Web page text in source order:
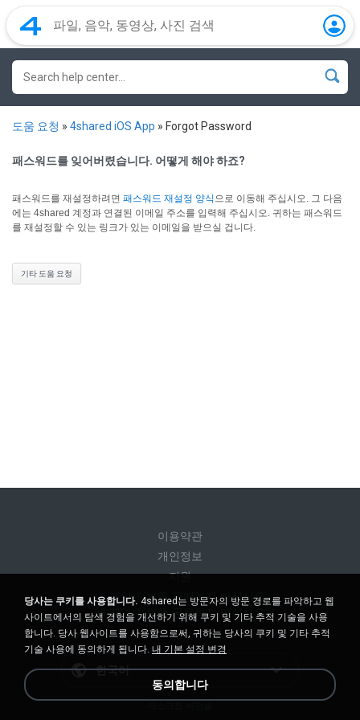
도움 요청 » 4shared iOS App » Forgot Password
패스워드를 잊어버렸습니다. 어떻게 해야 하죠?
패스워드를 재설정하려면 패스워드 재설정 양식으로 이동해 주십시오. 그 다음
에는 4shared 계정과 연결된 이메일 주소를 입력해 주십시오. 귀하는 패스워드
를 재설정할 수 있는 링크가 있는 이메일을 받으실 겁니다.
기타 도움 요청
이용약관
개인정보
지원
내 개인 정보를 판매하지 마십시오
내 개인 정보를 공유하지 마십시오
한국어
당사는 쿠키를 사용합니다. 4shared는 방문자의 방문 경로를 파악하고 웹
사이트에서의 탐색 경험을 개선하기 위해 쿠키 및 기타 추적 기술을 사용
합니다. 당사 웹사이트를 사용함으로써, 귀하는 당사의 쿠키 및 기타 추적
기술 사용에 동의하게 됩니다. 내 기본 설정 변경
동의합니다